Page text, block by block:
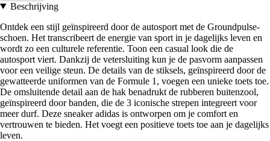
Beschrijving
Ontdek een stijl geïnspireerd door de autosport met de Groundpulse-
schoen. Het transcribeert de energie van sport in je dagelijks leven en
wordt zo een culturele referentie. Toon een casual look die de
autosport viert. Dankzij de vetersluiting kun je de pasvorm aanpassen
voor een veilige steun. De details van de stiksels, geïnspireerd door de
gewatteerde uniformen van de Formule 1, voegen een unieke toets toe.
De omsluitende detail aan de hak benadrukt de rubberen buitenzool,
geïnspireerd door banden, die de 3 iconische strepen integreert voor
meer durf. Deze sneaker adidas is ontworpen om je comfort en
vertrouwen te bieden. Het voegt een positieve toets toe aan je dagelijks
leven.